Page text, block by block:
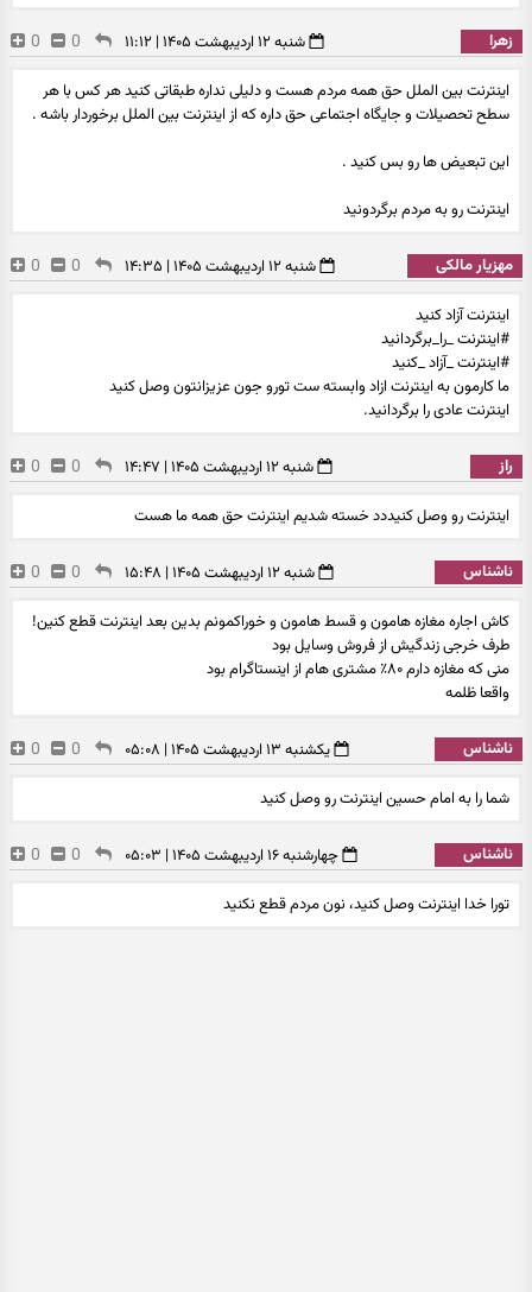
زهرا شنبه ۱۲ اردیبهشت ۱۴۰۵ | ۱۱:۱۲ 0
0
اینترنت بین الملل حق همه مردم هست و دلیلی نداره طبقاتی کنید هر کس با هر
سطح تحصیلات و جایگاه اجتماعی حق داره که از اینترنت بین الملل برخوردار باشه .
این تبعیض ها رو بس کنید .
اینترنت رو به مردم برگردونید
مهزیار مالکی شنبه ۱۲ اردیبهشت ۱۴۰۵ | ۱۴:۳۵ 0
0
اینترنت آزاد کنید
#اینترنت _را_برگردانید
#اینترنت _آزاد _کنید
ما کارمون به اینترنت ازاد وابسته ست تورو جون عزیزانتون وصل کنید
اینترنت عادی را برگردانید.
راز شنبه ۱۲ اردیبهشت ۱۴۰۵ | ۱۴:۴۷ 0
0
اینترنت رو وصل کنیددد خسته شدیم اینترنت حق همه ما هست
ناشناس شنبه ۱۲ اردیبهشت ۱۴۰۵ | ۱۵:۴۸ 0
0
کاش اجاره مغازه هامون و قسط هامون و خوراکمونم بدین بعد اینترنت قطع کنین!
طرف خرجی زندگیش از فروش وسایل بود
منی که مغازه دارم ۸۰٪ مشتری هام از اینستاگرام بود
واقعا ظلمه
ناشناس یکشنبه ۱۳ اردیبهشت ۱۴۰۵ | ۰۵:۰۸ 0
0
شما را به امام حسین اينترنت رو وصل كنيد
ناشناس چهارشنبه ۱۶ اردیبهشت ۱۴۰۵ | ۰۵:۰۳ 0
0
تورا خدا اینترنت وصل کنید، نون مردم قطع نکنید